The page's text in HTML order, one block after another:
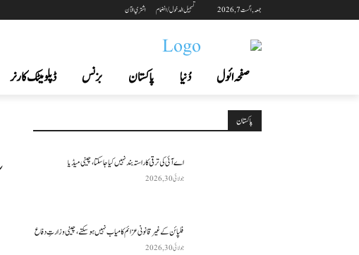
جمعہ, اگست 7, 2026 تسجيل الدخول / انضمام اشتري الآن
صفحہ ائول دُنیا پاکستان بزنس ڈپلومیٹک کارنر
پاکستان
اے آئی کی ترقی کا راستہ بند نہیں کیا جا سکتا، چینی میڈیا
جولائی 30, 2026
فلپائن کے غیر قانونی عزائم کامیاب نہیں ہو سکتے ، چینی وزارتِ دفاع
جولائی 30, 2026